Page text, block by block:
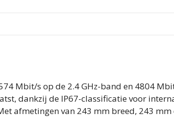
Mbit/s op de 2.4 GHz-band en 4804
dankzij de IP67-classificatie voor
afmetingen van 243 mm breed, 243 mm